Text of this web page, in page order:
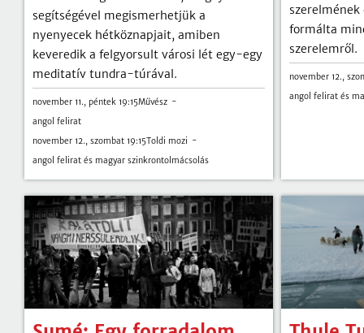
segítségével megismerhetjük a
nyenyecek hétköznapjait, amiben
keveredik a felgyorsult városi lét egy-egy
meditatív tundra-túrával.
november 11., péntek 19:15Művész
angol felirat
november 12., szombat 19:15Toldi mozi
angol felirat és magyar szinkrontolmácsolás
formálta
szerelemről.
november 12.,
angol felirat és